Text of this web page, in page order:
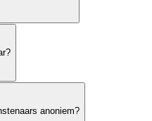
anoniem?